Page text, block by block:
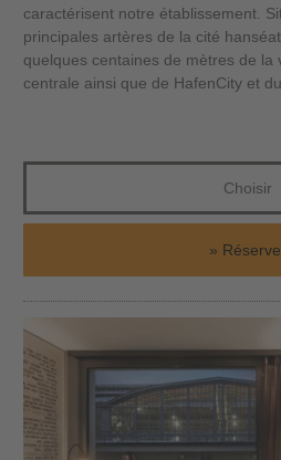
caractérisent notre établissement.
principales artères de la cité
quelques centaines de mètres de la
centrale ainsi que de HafenCity et
Choisir